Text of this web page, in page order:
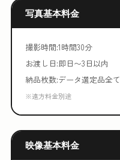
写真基本料金
撮影時間:1時間30分
お渡し日:即日〜3日以内
納品枚数:データ選定品全て
※遠方料金別途
映像基本料金